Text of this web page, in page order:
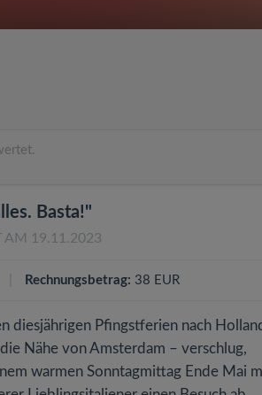
Basta!"
AM 19.11.2023
Rechnungsbetrag: 38 EUR
diesjährigen Pfingstferien nach
Nähe von Amsterdam – verschlug,
warmen Sonntagmittag Ende Mai